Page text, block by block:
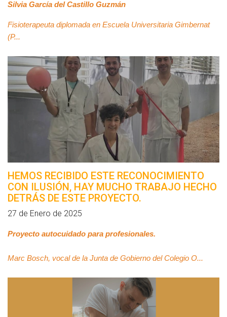
Silvia García del Castillo Guzmán
Fisioterapeuta diplomada en Escuela Universitaria Gimbernat
(P...
HEMOS RECIBIDO ESTE RECONOCIMIENTO
CON ILUSIÓN, HAY MUCHO TRABAJO HECHO
DETRÁS DE ESTE PROYECTO.
27 de Enero de 2025
Proyecto autocuidado para profesionales.
Marc Bosch, vocal de la Junta de Gobierno del Colegio O...